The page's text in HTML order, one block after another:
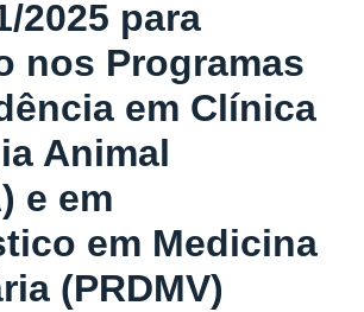
2025 para
nos Programas
em Clínica
Animal
e em
em Medicina
(PRDMV)